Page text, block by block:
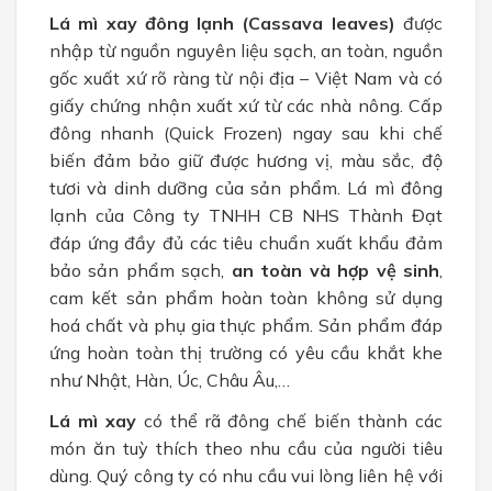
Lá mì xay đông lạnh (Cassava leaves) được
nhập từ nguồn nguyên liệu sạch, an toàn, nguồn
gốc xuất xứ rõ ràng từ nội địa – Việt Nam và có
giấy chứng nhận xuất xứ từ các nhà nông. Cấp
đông nhanh (Quick Frozen) ngay sau khi chế
biến đảm bảo giữ được hương vị, màu sắc, độ
tươi và dinh dưỡng của sản phẩm. Lá mì đông
lạnh của Công ty TNHH CB NHS Thành Đạt
đáp ứng đầy đủ các tiêu chuẩn xuất khẩu đảm
bảo sản phẩm sạch, an toàn và hợp vệ sinh,
cam kết sản phẩm hoàn toàn không sử dụng
hoá chất và phụ gia thực phẩm. Sản phẩm đáp
ứng hoàn toàn thị trường có yêu cầu khắt khe
như Nhật, Hàn, Úc, Châu Âu,…
Lá mì xay có thể rã đông chế biến thành các
món ăn tuỳ thích theo nhu cầu của người tiêu
dùng. Quý công ty có nhu cầu vui lòng liên hệ với